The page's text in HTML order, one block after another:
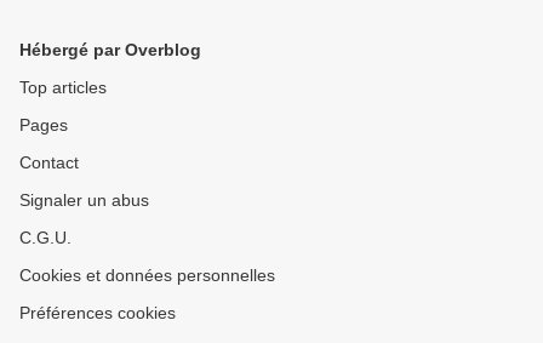
Hébergé par Overblog
Top articles
Pages
Contact
Signaler un abus
C.G.U.
Cookies et données personnelles
Préférences cookies